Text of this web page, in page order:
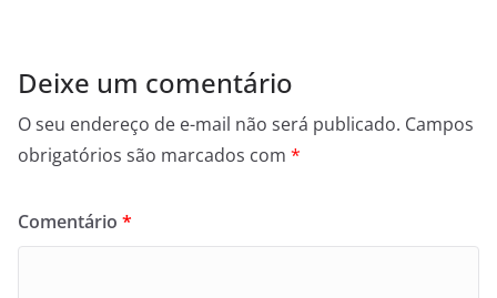
Deixe um comentário
O seu endereço de e-mail não será publicado. Campos
obrigatórios são marcados com *
Comentário *